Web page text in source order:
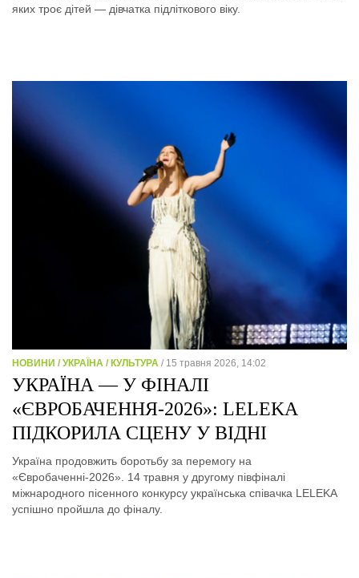
яких троє дітей — дівчатка підліткового віку.
НОВИНИ / УКРАЇНА / КУЛЬТУРА / 15 травня 2026, 14:02
УКРАЇНА — У ФІНАЛІ
«ЄВРОБАЧЕННЯ-2026»: LELЕKA
ПІДКОРИЛА СЦЕНУ У ВІДНІ
Україна продовжить боротьбу за перемогу на
«Євробаченні-2026». 14 травня у другому півфіналі
міжнародного пісенного конкурсу українська співачка LELЕKA
успішно пройшла до фіналу.